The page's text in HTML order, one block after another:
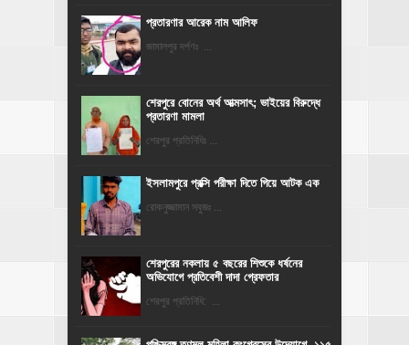
প্রতারণার আরেক নাম আলিফ
জামালপুর দর্পণঃ ...
শেরপুরে বোনের অর্থ আত্মসাৎ; ভাইয়ের বিরুদ্ধে
প্রতারণা মামলা
শেরপুর প্রতিনিধিঃ ...
ইসলামপুরে প্রক্সি পরীক্ষা দিতে গিয়ে আটক এক
রোকনুজ্জামান সবুজঃ ...
শেরপুরের নকলায় ৫ বছরের শিশুকে ধর্ষনের
অভিযোগে প্রতিবেশী দাদা গ্রেফতার
শেরপুর প্রতিনিধি: ...